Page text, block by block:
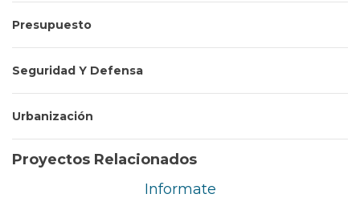
Presupuesto
Seguridad Y Defensa
Urbanización
Proyectos Relacionados
Informate